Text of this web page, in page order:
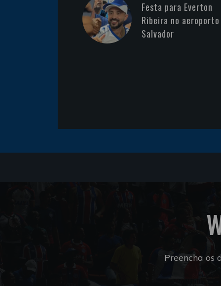
Festa para Everton
Ribeira no
Salvador
Preencha os